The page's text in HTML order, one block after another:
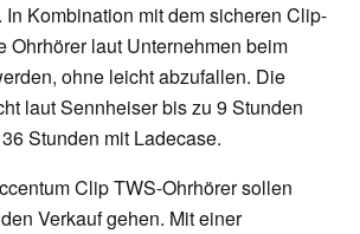
In Kombination mit dem sicheren Clip-
Ohrhörer laut Unternehmen beim
ohne leicht abzufallen. Die
laut Sennheiser bis zu 9 Stunden
Stunden mit Ladecase.
Clip TWS-Ohrhörer sollen
Verkauf gehen. Mit einer